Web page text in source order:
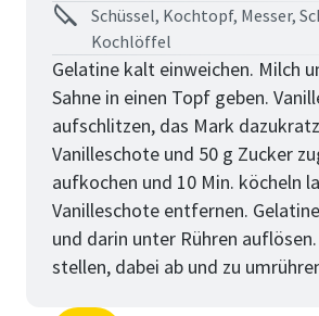
Schüssel, Kochtopf, Messer,
Kochlöffel
Gelatine kalt einweichen. Milch
Sahne in einen Topf geben.
aufschlitzen, das Mark
Vanilleschote und 50 g Zucker
aufkochen und 10 Min. köcheln
Vanilleschote entfernen.
und darin unter Rühren
stellen, dabei ab und zu